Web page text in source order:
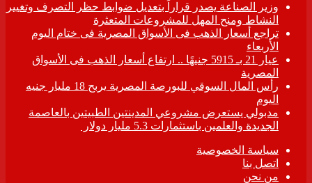
وزير الصناعة يصدر قراراً بتعديل ضوابط حظر التصرف وتغيير
النشاط ومنح المهل للمشروعات المتعثرة
تراجع أسعار الذهب فى الأسواق المصرية فى ختام اليوم
الأربعاء
عيار 21 بـ 5915 جنيهًا .. ارتفاع أسعار الذهب فى الأسواق
المصرية
رأس المال السوقي للبورصة المصرية يربح 18 مليار جنيه
اليوم
مدبولي يستعرض مشروعي المدينتين الطبيتين بالعاصمة
الجديدة والعلمين باستثمارات 5.3 مليار دولار
سياسة الخصوصية
اتصل بنا
من نحن